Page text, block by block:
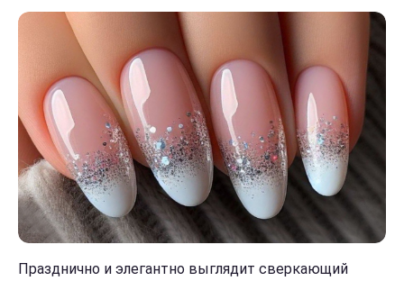
Празднично и элегантно выглядит сверкающий